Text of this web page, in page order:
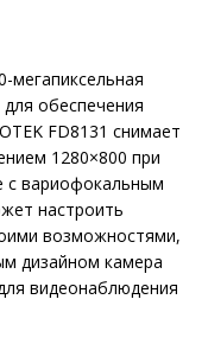
мегапиксельная
обеспечения
FD8131 снимает
1280×800 при
с вариофокальным
настроить
возможностями,
дизайном камера
видеонаблюдения